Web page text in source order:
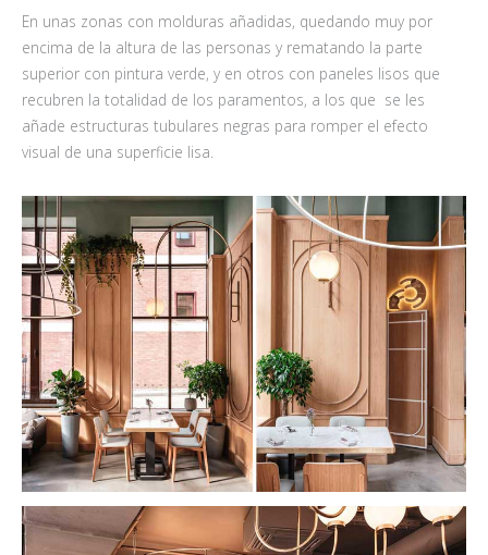
En unas zonas con molduras añadidas, quedando muy por
encima de la altura de las personas y rematando la parte
superior con pintura verde, y en otros con paneles lisos que
recubren la totalidad de los paramentos, a los que se les
añade estructuras tubulares negras para romper el efecto
visual de una superficie lisa.